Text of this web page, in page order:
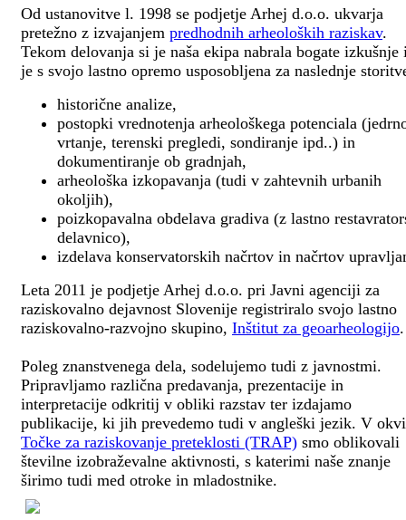
Od ustanovitve l. 1998 se podjetje Arhej d.o.o. ukvarja
pretežno z izvajanjem predhodnih arheoloških raziskav.
Tekom delovanja si je naša ekipa nabrala bogate izkušnje
je s svojo lastno opremo usposobljena za naslednje
historične analize,
postopki vrednotenja arheološkega potenciala
vrtanje, terenski pregledi, sondiranje ipd..) in
dokumentiranje ob gradnjah,
arheološka izkopavanja (tudi v zahtevnih urbanih
okoljih),
poizkopavalna obdelava gradiva (z lastno
delavnico),
izdelava konservatorskih načrtov in načrtov
Leta 2011 je podjetje Arhej d.o.o. pri Javni agenciji za
raziskovalno dejavnost Slovenije registriralo svojo lastno
raziskovalno-razvojno skupino, Inštitut za geoarheologijo.
Poleg znanstvenega dela, sodelujemo tudi z javnostmi.
Pripravljamo različna predavanja, prezentacije in
interpretacije odkritij v obliki razstav ter izdajamo
publikacije, ki jih prevedemo tudi v angleški jezik. V
Točke za raziskovanje preteklosti (TRAP) smo oblikovali
številne izobraževalne aktivnosti, s katerimi naše znanje
širimo tudi med otroke in mladostnike.